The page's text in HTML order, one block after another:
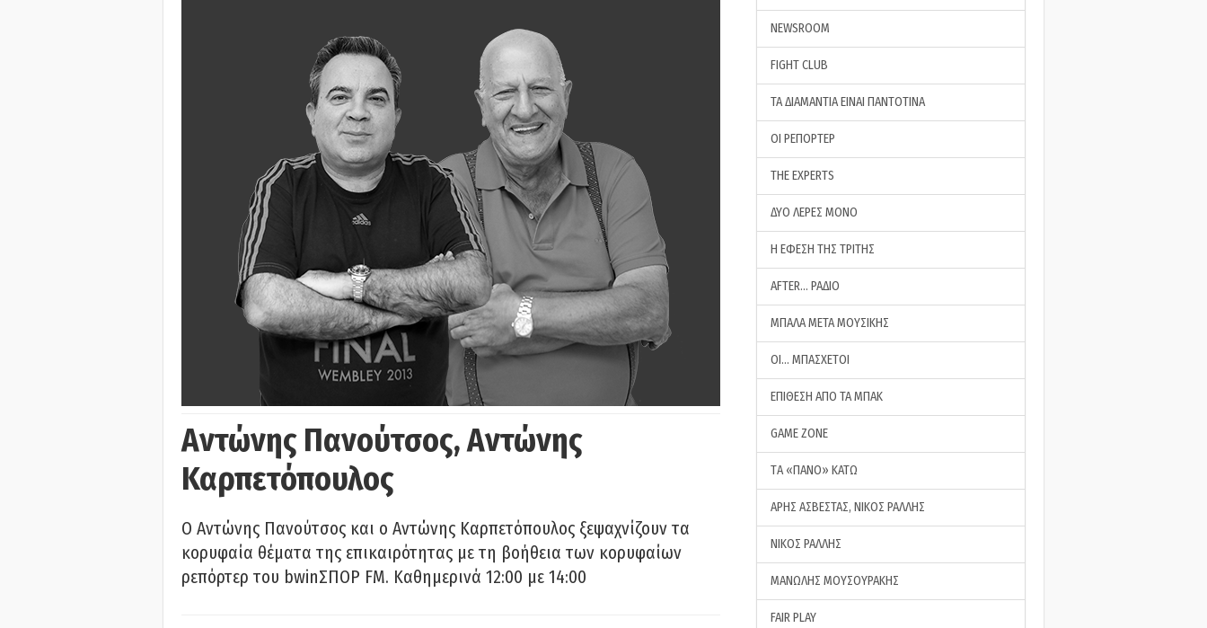
Αντώνης Πανούτσος, Αντώνης
Καρπετόπουλος
Ο Αντώνης Πανούτσος και ο Αντώνης Καρπετόπουλος ξεψαχνίζουν τα
κορυφαία θέματα της επικαιρότητας με τη βοήθεια των κορυφαίων
ρεπόρτερ του bwinΣΠΟΡ FM. Καθημερινά 12:00 με 14:00
NEWSROOM
FIGHT CLUB
ΤΑ ΔΙΑΜΑΝΤΙΑ ΕΙΝΑΙ ΠΑΝΤΟΤΙΝΑ
ΟΙ ΡΕΠΟΡΤΕΡ
THE EXPERTS
ΔΥΟ ΛΕΡΕΣ ΜΟΝΟ
Η ΕΦΕΣΗ ΤΗΣ ΤΡΙΤΗΣ
AFTER… ΡΑΔΙΟ
ΜΠΑΛΑ ΜΕΤΑ ΜΟΥΣΙΚΗΣ
ΟΙ… ΜΠΑΣΧΕΤΟΙ
ΕΠΙΘΕΣΗ ΑΠΟ ΤΑ ΜΠΑΚ
GAME ZONE
ΤA «ΠΑΝΟ» ΚΑΤΩ
ΑΡΗΣ ΑΣΒΕΣΤΑΣ, ΝΙΚΟΣ ΡΑΛΛΗΣ
ΝΙΚΟΣ ΡΑΛΛΗΣ
ΜΑΝΩΛΗΣ ΜΟΥΣΟΥΡΑΚΗΣ
FAIR PLAY